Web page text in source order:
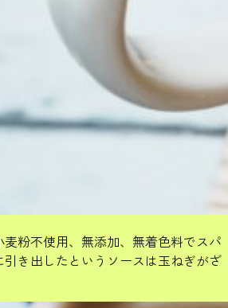
麦粉不使用、無添加、無着色料でスパ
き出したというソースは玉ねぎがざ